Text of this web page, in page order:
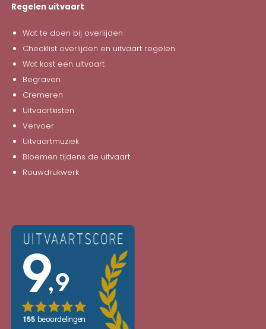
Regelen uitvaart
Wat te doen bij overlijden
Checklist overlijden en uitvaart regelen
Wat kost een uitvaart
Begraven
Cremeren
Uitvaartkisten
Vervoer
Uitvaartmuziek
Bloemen tijdens de uitvaart
Rouwdrukwerk